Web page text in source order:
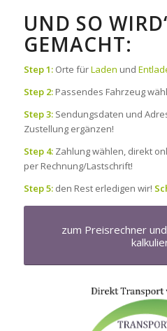
UND SO
GEMACHT:
Step 1:Orte fürLaden und
Step 2:Passendes Fahrzeug
Step 3:Sendungsdaten und
Zustellung ergänzen!
Step 4:Zahlung wählen, direkt
per Rechnung/Lastschrift!
Step 5:den Rest erledigen wir!
zum Preisrechner